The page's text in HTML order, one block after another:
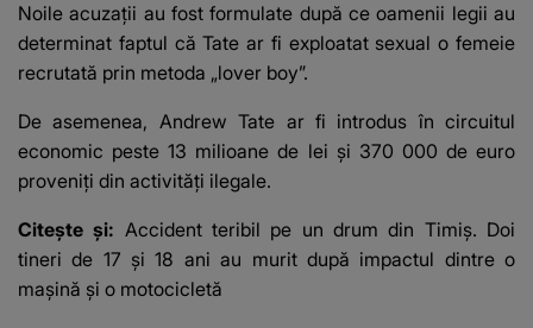
Noile acuzații au fost formulate după ce oamenii legii au
determinat faptul că Tate ar fi exploatat sexual o femeie
recrutată prin metoda „lover boy”.
De asemenea, Andrew Tate ar fi introdus în circuitul
economic peste 13 milioane de lei și 370 000 de euro
proveniți din activități ilegale.
Citește și: Accident teribil pe un drum din Timiș. Doi
tineri de 17 și 18 ani au murit după impactul dintre o
mașină și o motocicletă